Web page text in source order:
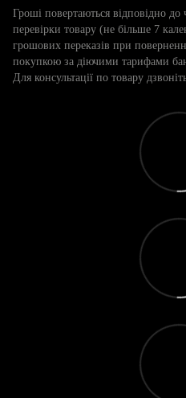
Гроші повертаються відповідно до
перевірки товару (не більше 7
грошових переказів при
покупкою за діючими тарифами
Для консультації по товару